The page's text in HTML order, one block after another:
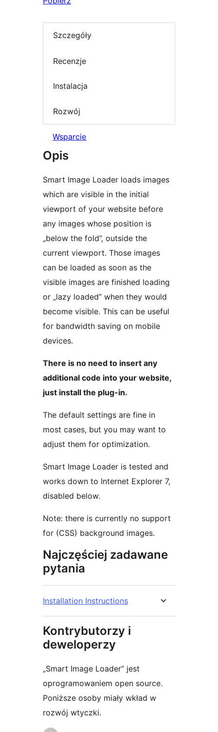
Szczegóły
Recenzje
Instalacja
Rozwój
Wsparcie
Opis
Smart Image Loader loads images
which are visible in the initial
viewport of your website before
any images whose position is
„below the fold”, outside the
current viewport. Those images
can be loaded as soon as the
visible images are finished loading
or „lazy loaded” when they would
become visible. This can be useful
for bandwidth saving on mobile
devices.
There is no need to insert any
additional code into your website,
just install the plug-in.
The default settings are fine in
most cases, but you may want to
adjust them for optimization.
Smart Image Loader is tested and
works down to Internet Explorer 7,
disabled below.
Note: there is currently no support
for (CSS) background images.
Najczęściej zadawane
pytania
Installation Instructions
Kontrybutorzy i
deweloperzy
„Smart Image Loader” jest
oprogramowaniem open source.
Poniższe osoby miały wkład w
rozwój wtyczki.